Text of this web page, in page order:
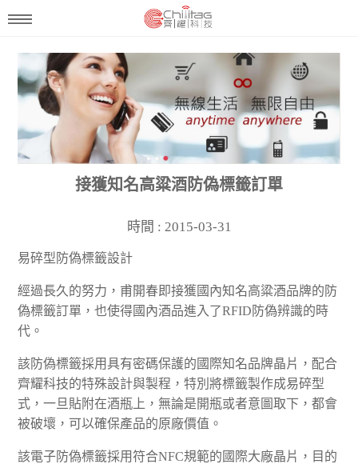
接獲知名高粱酒防偽標籤訂單
時間 : 2015-03-31
易碎型防偽標籤設計
經過長久的努力，甫開春即接獲國內知名高粱酒品牌的防
偽標籤訂單，也使得國內酒品進入了RFID防偽辨識的時
代。
該防偽標籤採用具有密碼保護的國際知名品牌晶片，配合
齊耀科技的特殊設計與製程，特別將標籤製作成易碎型
式，一旦貼附在酒瓶上，無論是開瓶或者意圖取下，都會
被破壞，可以確保產品的原廠價值。
該電子防偽標籤採用符合NFC規範的國際大廠晶片，目的